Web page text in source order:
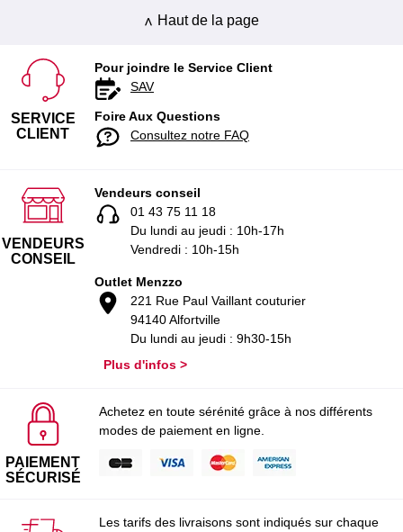
Haut de la page
SERVICE
CLIENT
Pour joindre le Service Client
SAV
Foire Aux Questions
Consultez notre FAQ
VENDEURS
CONSEIL
Vendeurs conseil
01 43 75 11 18
Du lundi au jeudi : 10h-17h
Vendredi : 10h-15h
Outlet Menzzo
221 Rue Paul Vaillant couturier
94140 Alfortville
Du lundi au jeudi : 9h30-15h
Plus d'infos >
PAIEMENT
SÉCURISÉ
Achetez en toute sérénité grâce à nos différents
modes de paiement en ligne.
Les tarifs des livraisons sont indiqués sur chaque